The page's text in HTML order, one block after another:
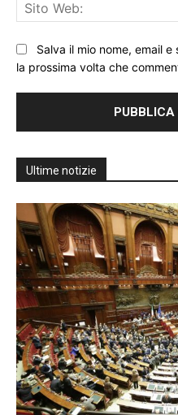
Salva il mio nome, email
la prossima volta che
Ultime notizie